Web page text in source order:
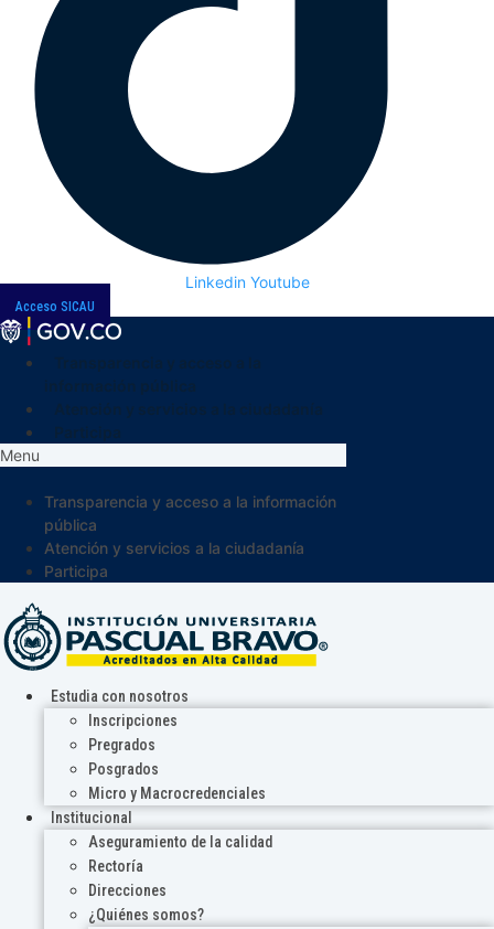
Linkedin Youtube
Acceso SICAU
Menu
Transparencia y acceso a la información
pública
Atención y servicios a la ciudadanía
Participa
Estudia con nosotros
Inscripciones
Pregrados
Posgrados
Micro y Macrocredenciales
Institucional
Aseguramiento de la calidad
Rectoría
Direcciones
¿Quiénes somos?